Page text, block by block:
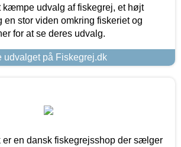
kæmpe udvalg af fiskegrej, et højt
en stor viden omkring fiskeriet og
for at se deres udvalg.
udvalget på Fiskegrej.dk
er en dansk fiskegrejsshop der sælger